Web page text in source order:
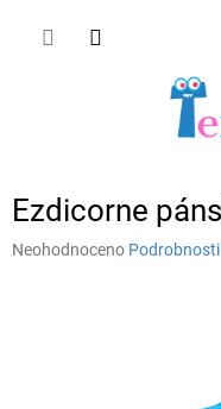
Ezdicorne
Průměrné
Neohodnoceno